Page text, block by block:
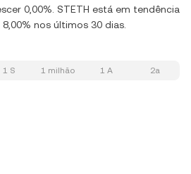
0,00%. STETH está em tendência
nos últimos 30 dias.
1 S 1 milhão 1 A 2a